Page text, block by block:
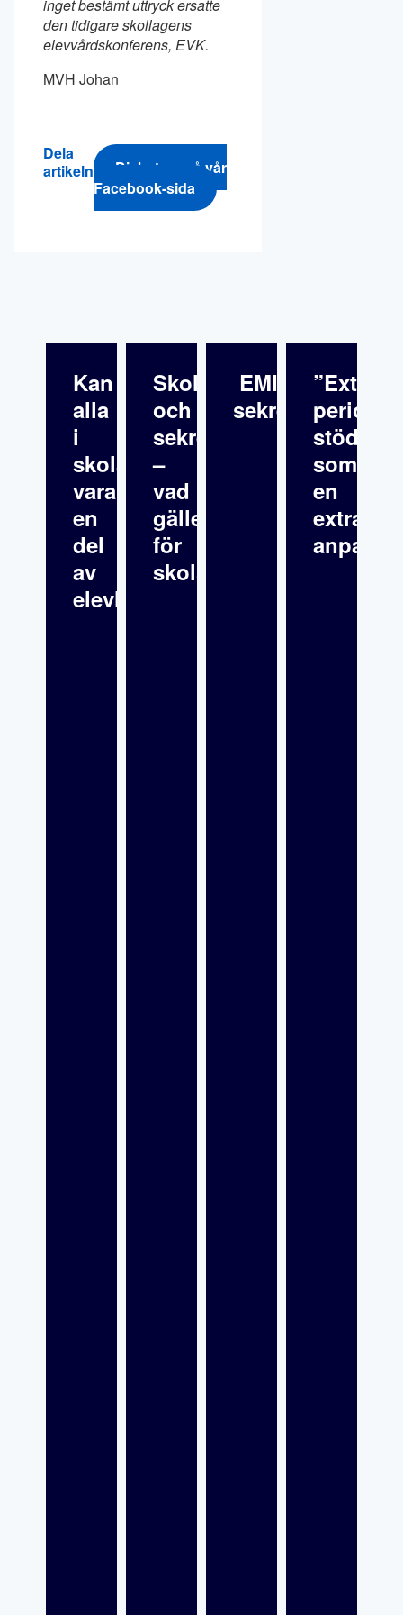
inget bestämt uttryck ersatte
den tidigare skollagens
elevvårdskonferens, EVK.
MVH Johan
Dela
artikeln
Diskutera på vår
Facebook-sida
Kan
alla
i
skolan
vara
en
del
av
elevhälsan?
Skolfrånvaro
och
sekretess
–
vad
gäller
för
skolsköterskor?
EMI:s
sekretess
”Extra
stöd”
som
en
extra